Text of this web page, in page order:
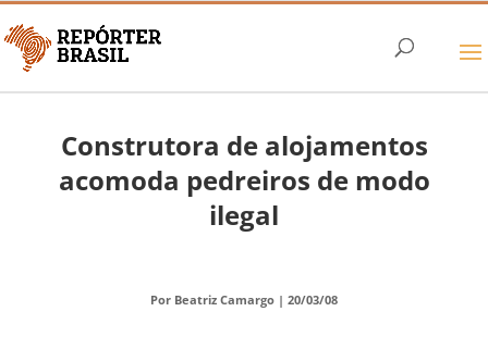
Construtora de alojamentos
acomoda pedreiros de modo
ilegal
Por Beatriz Camargo | 20/03/08